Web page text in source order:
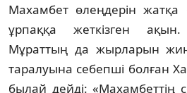
Махамбет өлеңдерін жатқа
ұрпаққа жеткізген
Мұраттың да жырларын
таралуына себепші болған
былай дейді: «Махамбеттің